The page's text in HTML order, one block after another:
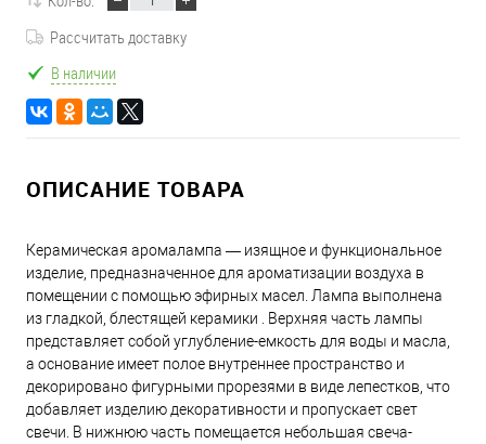
Рассчитать доставку
В наличии
ОПИСАНИЕ ТОВАРА
Керамическая аромалампа — изящное и функциональное
изделие, предназначенное для ароматизации воздуха в
помещении с помощью эфирных масел. Лампа выполнена
из гладкой, блестящей керамики . Верхняя часть лампы
представляет собой углубление-емкость для воды и масла,
а основание имеет полое внутреннее пространство и
декорировано фигурными прорезями в виде лепестков, что
добавляет изделию декоративности и пропускает свет
свечи. В нижнюю часть помещается небольшая свеча-